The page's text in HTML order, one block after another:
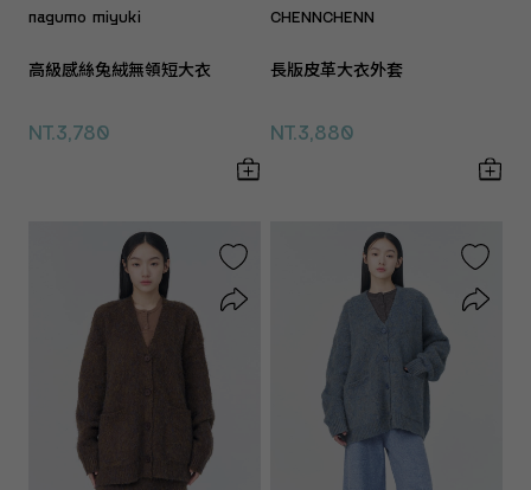
nagumo miyuki
高級感絲兔絨無領短大衣
NT.3,780
CHENNCHENN
長版皮革大衣外套
NT.3,880